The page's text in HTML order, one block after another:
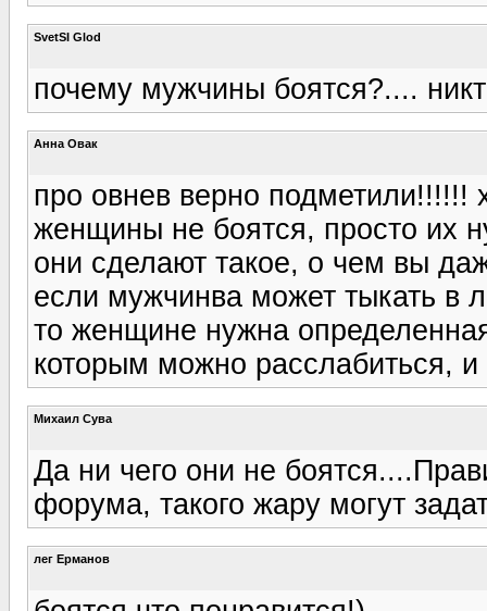
SvetSI Glod
почему мужчины боятся?....
Анна Овак
про овнев верно подметили!!!!!!
женщины не боятся, просто их
они сделают такое, о чем вы
если мужчинва может тыкать в
то женщине нужна
которым можно расслабиться, и
Михаил Сува
Да ни чего они не
форума, такого жару могут
лег Ерманов